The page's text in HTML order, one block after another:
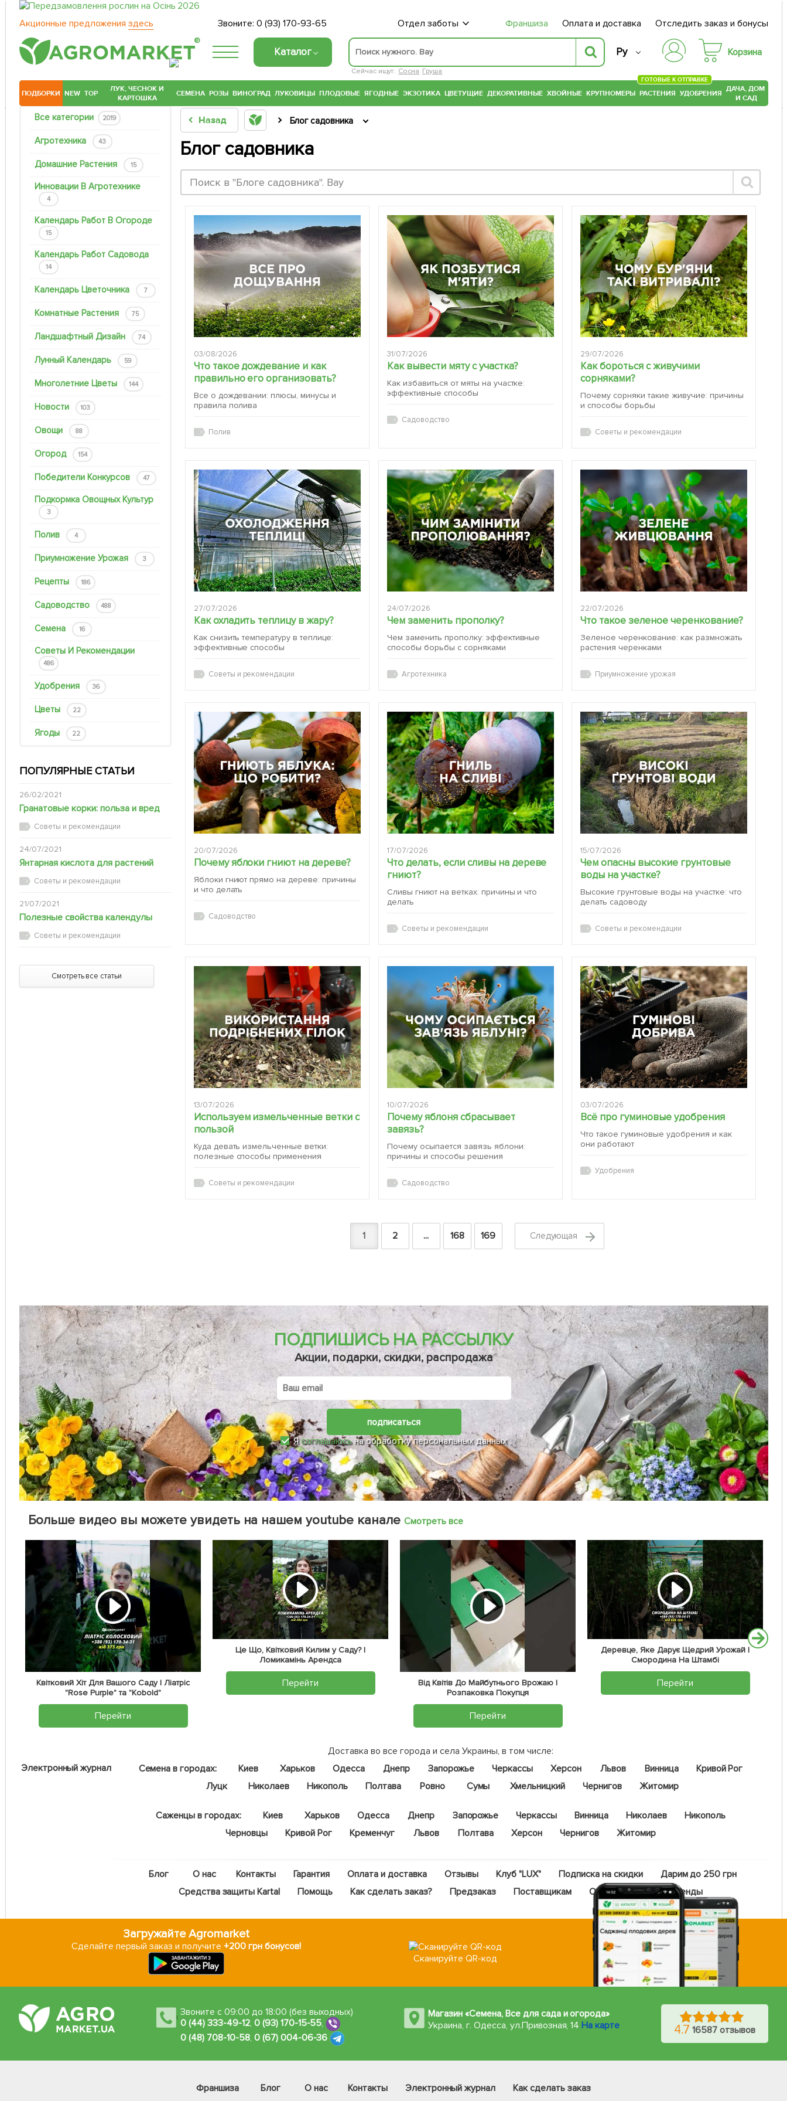
Акционные предложения здесь Звоните:0 (93) 170-93-65 Отдел заботы Франшиза Оплата и доставка Отследить заказ и бонусы
®
Каталог
Сейчас ищут: Сосна Груша
Ру Корзина
ПОДБОРКИ NEW TOP
ЛУК, ЧЕСНОК И
КАРТОШКА
СЕМЕНА РОЗЫ ВИНОГРАД ЛУКОВИЦЫ ПЛОДОВЫЕ ЯГОДНЫЕ ЭКЗОТИКА ЦВЕТУЩИЕ ДЕКОРАТИВНЫЕ ХВОЙНЫЕ КРУПНОМЕРЫ РАСТЕНИЯ
ГОТОВЫЕ К ОТПРАВКЕ
УДОБРЕНИЯ ДАЧА, ДОМ
И САД
Все категории 2019
Агротехника 43
Домашние Растения 15
Инновации В Агротехнике
4
Календарь Работ В Огороде
15
Календарь Работ Садовода
14
Календарь Цветочника 7
Комнатные Растения 75
Ландшафтный Дизайн 74
Лунный Календарь 59
Многолетние Цветы 144
Новости 103
Овощи 88
Огород 154
Победители Конкурсов 47
Подкормка Овощных Культур
3
Полив 4
Приумножение Урожая 3
Рецепты 186
Садоводство 488
Семена 16
Советы И Рекомендации
486
Удобрения 36
Цветы 22
Ягоды 22
ПОПУЛЯРНЫЕ СТАТЬИ
26/02/2021
Гранатовые корки: польза и вред
Советы и рекомендации
24/07/2021
Янтарная кислота для растений
Советы и рекомендации
21/07/2021
Полезные свойства календулы
Советы и рекомендации
Смотреть все статьи
Назад Блог садовника
Блог садовника
03/08/2026
Что такое дождевание и как
правильно его организовать?
Все о дождевании: плюсы, минусы и
правила полива
Полив
31/07/2026
Как вывести мяту с участка?
Как избавиться от мяты на участке:
эффективные способы
Садоводство
29/07/2026
Как бороться с живучими
сорняками?
Почему сорняки такие живучие: причины
и способы борьбы
Советы и рекомендации
27/07/2026
Как охладить теплицу в жару?
Как снизить температуру в теплице:
эффективные способы
Советы и рекомендации
24/07/2026
Чем заменить прополку?
Чем заменить прополку: эффективные
способы борьбы с сорняками
Агротехника
22/07/2026
Что такое зеленое черенкование?
Зеленое черенкование: как размножать
растения черенками
Приумножение урожая
20/07/2026
Почему яблоки гниют на дереве?
Яблоки гниют прямо на дереве: причины
и что делать
Садоводство
17/07/2026
Что делать, если сливы на дереве
гниют?
Сливы гниют на ветках: причины и что
делать
Советы и рекомендации
15/07/2026
Чем опасны высокие грунтовые
воды на участке?
Высокие грунтовые воды на участке: что
делать садоводу
Советы и рекомендации
13/07/2026
Используем измельченные ветки с
пользой
Куда девать измельченные ветки:
полезные способы применения
Советы и рекомендации
10/07/2026
Почему яблоня сбрасывает
завязь?
Почему осыпается завязь яблони:
причины и способы решения
Садоводство
03/07/2026
Всё про гуминовые удобрения
Что такое гуминовые удобрения и как
они работают
Удобрения
1 2 ... 168 169 Cледующая
ПОДПИШИСЬ НА РАССЫЛКУ
Акции, подарки, скидки, распродажа
подписаться
Ясоглашаюсьна обработку персональных данных
Больше видео вы можете увидеть на нашем youtube каналеСмотреть все
Квітковий Хіт Для Вашого Саду | Ліатріс
"Rose Purple" та "Kobold"
Перейти
Це Що, Квітковий Килим у Саду? |
Ломикамінь Арендса
Перейти
Від Квітів До Майбутнього Врожаю |
Розпаковка Покупця
Перейти
Деревце, Яке Дарує Щедрий Урожай |
Смородина На Штамбі
Перейти
Электронный журнал
Доставка во все города и села Украины, в том числе:
Семена в городах:
Киев Харьков Одесса Днепр Запорожье Черкассы Херсон Львов Винница
Кривой Рог
Луцк
Николаев Никополь Полтава Ровно Сумы Хмельницкий Чернигов Житомир
Саженцы в городах: Киев Харьков Одесса Днепр Запорожье Черкассы Винница Николаев
Никополь
Черновцы
Кривой Рог Кременчуг Львов Полтава Херсон Чернигов Житомир
Блог О нас Контакты Гарантия Оплата и доставка Отзывы Клуб "LUX" Подписка на скидки
Дарим до 250 грн
Средства защиты Kartal
Помощь Как сделать заказ? Предзаказ Поставщикам Оптовый прайс Бренды
Загружайте Agromarket
Сделайте первый заказ и получите +200 грн бонусов!
Сканируйте QR-код
Звоните с 09:00 до 18:00 (без выходных)
0 (44) 333-49-12, 0 (93) 170-15-55,
0 (48) 708-10-58, 0 (67) 004-06-36
Магазин «Семена, Все для сада и огорода»
Украина, г. Одесса, ул.Привозная, 14 На карте 4.7 16587 отзывов
Франшиза Блог О нас Контакты Электронный журнал Как сделать заказ
Фейсбук